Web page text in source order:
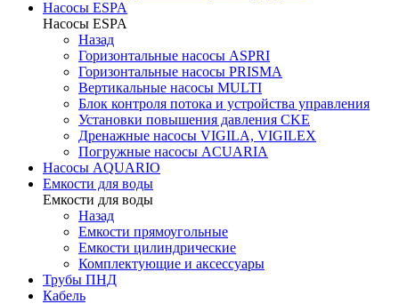
Насосы ESPA
Насосы ESPA
Назад
Горизонтальные насосы ASPRI
Горизонтальные насосы PRISMA
Вертикальные насосы MULTI
Блок контроля потока и устройства управления
Установки повышения давления CKE
Дренажные насосы VIGILA, VIGILEX
Погружные насосы ACUARIA
Насосы AQUARIO
Емкости для воды
Емкости для воды
Назад
Емкости прямоугольные
Емкости цилиндрические
Комплектующие и аксессуары
Трубы ПНД
Кабель